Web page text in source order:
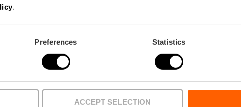
.
Preferences Statistics
ACCEPT SELECTION